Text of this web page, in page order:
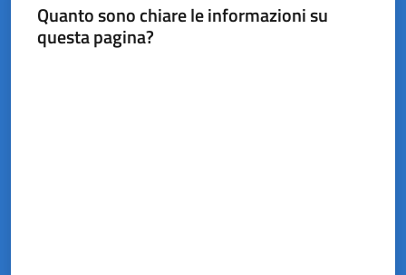
Quanto sono chiare le informazioni su
questa pagina?